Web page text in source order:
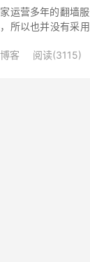
运营多年的翻墙
所以也并没有采
博客 阅读(3115)